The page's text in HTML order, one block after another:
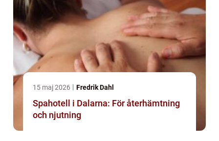
15 maj 2026 Fredrik Dahl
Spahotell i Dalarna: För återhämtning
och njutning